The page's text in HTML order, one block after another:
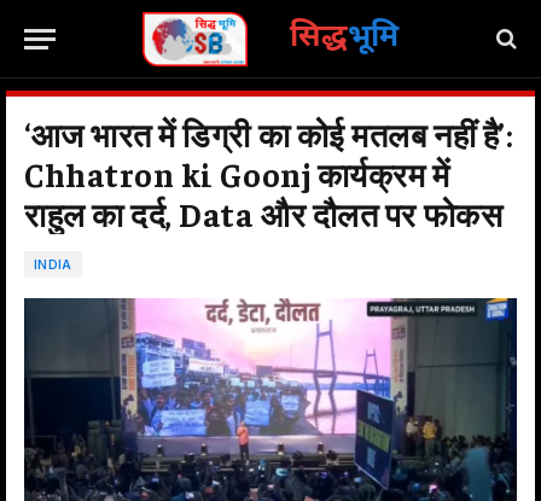
सिद्धभूमि
‘आज भारत में डिग्री का कोई मतलब नहीं है’:
Chhatron ki Goonj कार्यक्रम में
राहुल का दर्द, Data और दौलत पर फोकस
INDIA